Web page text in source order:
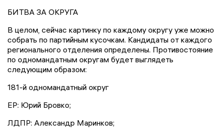
БИТВА ЗА ОКРУГА
В целом, сейчас картинку по каждому округу уже можно
собрать по партийным кусочкам. Кандидаты от каждого
регионального отделения определены. Противостояние
по одномандатным округам будет выглядеть
следующим образом:
181-й одномандатный округ
ЕР: Юрий Бровко;
ЛДПР: Александр Маринков;